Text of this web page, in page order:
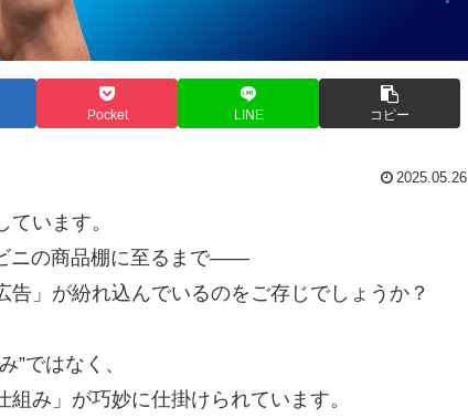
Pocket LINE コピー
2025.05.26
います。
ニの商品棚に至るまで——
」が紛れ込んでいるのをご存じでしょうか？
”ではなく、
み」が巧妙に仕掛けられています。